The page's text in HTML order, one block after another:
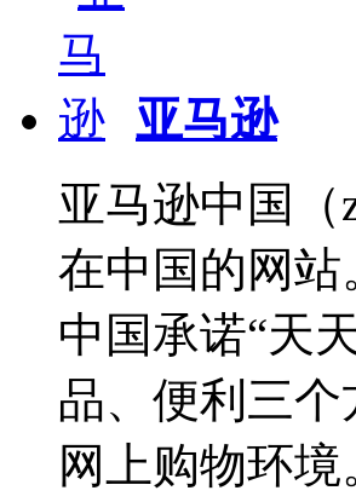
亚马逊
亚马逊中国
在中国的网站
中国承诺“天
品、便利三
网上购物环